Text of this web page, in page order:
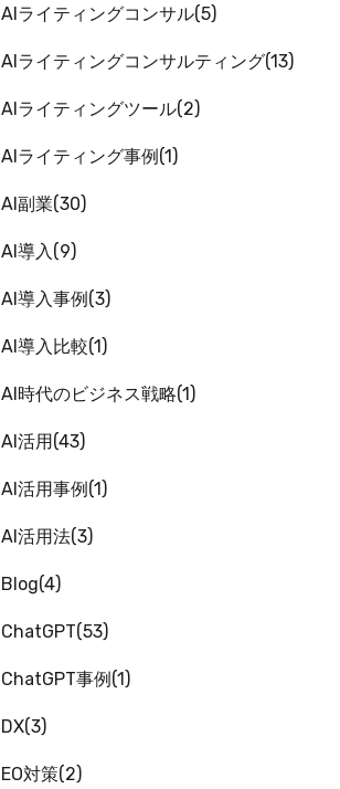
AIライティングコンサル 5
AIライティングコンサルティング 13
AIライティングツール 2
AIライティング事例 1
AI副業 30
AI導入 9
AI導入事例 3
AI導入比較 1
AI時代のビジネス戦略 1
AI活用 43
AI活用事例 1
AI活用法 3
Blog 4
ChatGPT 53
ChatGPT事例 1
DX 3
EO対策 2